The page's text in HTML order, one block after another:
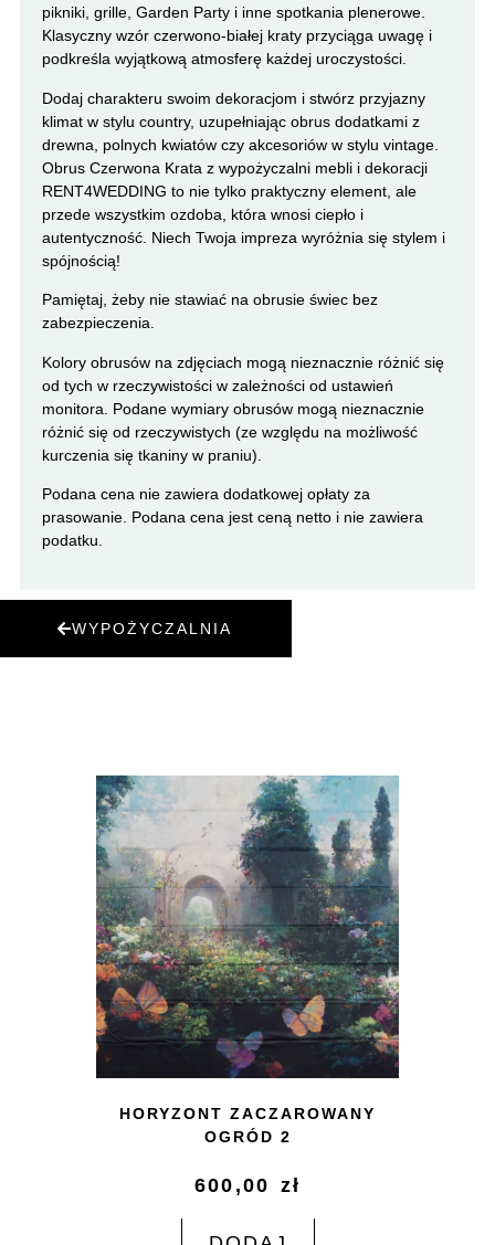
pikniki, grille, Garden Party i inne spotkania plenerowe.
Klasyczny wzór czerwono-białej kraty przyciąga uwagę i
podkreśla wyjątkową atmosferę każdej uroczystości.
Dodaj charakteru swoim dekoracjom i stwórz przyjazny
klimat w stylu country, uzupełniając obrus dodatkami z
drewna, polnych kwiatów czy akcesoriów w stylu vintage.
Obrus Czerwona Krata z wypożyczalni mebli i dekoracji
RENT4WEDDING to nie tylko praktyczny element, ale
przede wszystkim ozdoba, która wnosi ciepło i
autentyczność. Niech Twoja impreza wyróżnia się stylem i
spójnością!
Pamiętaj, żeby nie stawiać na obrusie świec bez
zabezpieczenia.
Kolory obrusów na zdjęciach mogą nieznacznie różnić się
od tych w rzeczywistości w zależności od ustawień
monitora. Podane wymiary obrusów mogą nieznacznie
różnić się od rzeczywistych (ze względu na możliwość
kurczenia się tkaniny w praniu).
Podana cena nie zawiera dodatkowej opłaty za
prasowanie. Podana cena jest ceną netto i nie zawiera
podatku.
WYPOŻYCZALNIA
HORYZONT ZACZAROWANY
OGRÓD 2
600,00 zł